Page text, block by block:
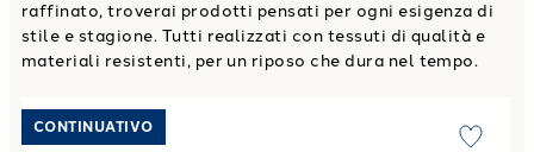
raffinato, troverai prodotti pensati per ogni esigenza di
stile e stagione. Tutti realizzati con tessuti di qualità e
materiali resistenti, per un riposo che dura nel tempo.
Link to "Copricuscino melange in Cotone
CONTINUATIVO